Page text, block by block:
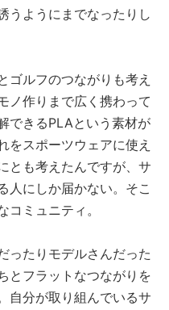
うようにまでなったりし
ゴルフのつながりも考え
ノ作りまで広く携わって
できるPLAという素材が
をスポーツウェアに使え
とも考えたんですが、サ
人にしか届かない。そこ
ミュニティ。
ったりモデルさんだった
とフラットなつながりを
自分が取り組んでいるサ